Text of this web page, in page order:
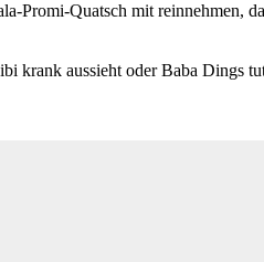
Promi-Quatsch mit reinnehmen,
krank aussieht oder Baba Dings